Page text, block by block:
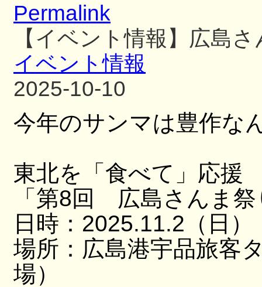
Permalink
【イベント情報】広島
イベント情報
2025-10-10
今年のサンマは豊作な
東北を「食べて」応援
「第8回 広島さんま祭
日時：2025.11.2（日
場所：広島港宇品旅客
場）